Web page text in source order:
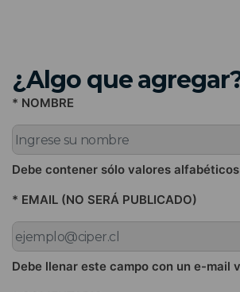
¿Algo que
* NOMBRE
Debe contener sólo valores alfabéticos
* EMAIL (NO SERÁ PUBLICADO)
Debe llenar este campo con un e-mail